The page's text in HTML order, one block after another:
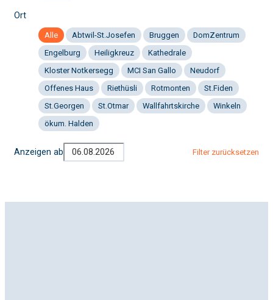
Ort
Alle Abtwil-St.Josefen Bruggen
DomZentrum
Engelburg
Heiligkreuz
Kathedrale
Kloster Notkersegg
MCI San Gallo
Neudorf
Offenes Haus
Riethüsli Rotmonten
St.Fiden
St.Georgen
St.Otmar Wallfahrtskirche
Winkeln
ökum. Halden
Anzeigen ab Filter zurücksetzen